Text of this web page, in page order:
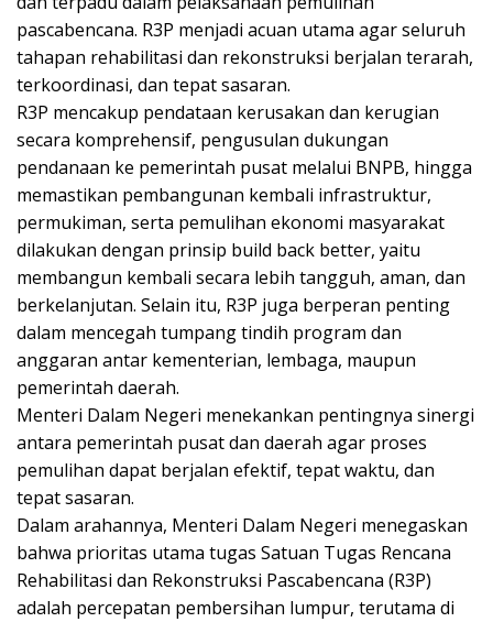
pascabencana. R3P menjadi acuan utama agar seluruh
tahapan rehabilitasi dan rekonstruksi berjalan terarah,
terkoordinasi, dan tepat sasaran.
R3P mencakup pendataan kerusakan dan kerugian
secara komprehensif, pengusulan dukungan
pendanaan ke pemerintah pusat melalui BNPB, hingga
memastikan pembangunan kembali infrastruktur,
permukiman, serta pemulihan ekonomi masyarakat
dilakukan dengan prinsip build back better, yaitu
membangun kembali secara lebih tangguh, aman, dan
berkelanjutan. Selain itu, R3P juga berperan penting
dalam mencegah tumpang tindih program dan
anggaran antar kementerian, lembaga, maupun
pemerintah daerah.
Menteri Dalam Negeri menekankan pentingnya sinergi
antara pemerintah pusat dan daerah agar proses
pemulihan dapat berjalan efektif, tepat waktu, dan
tepat sasaran.
Dalam arahannya, Menteri Dalam Negeri menegaskan
bahwa prioritas utama tugas Satuan Tugas Rencana
Rehabilitasi dan Rekonstruksi Pascabencana (R3P)
adalah percepatan pembersihan lumpur, terutama di